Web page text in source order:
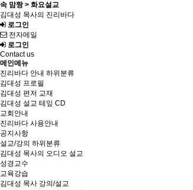
속 맘짱 > 화요설교
김대성 목사의 진리바다
로그인
전자메일
로그인
Contact us
메인메뉴
진리바다 안내 하위분류
김대성 프로필
김대성 편저 교재
김대성 설교 테잎 CD
교회안내
진리바다 사용안내
공지사항
설교/강의 하위분류
김대성 목사의 오디오 설교
성경교수
교육강습
김대성 목사 강의/설교